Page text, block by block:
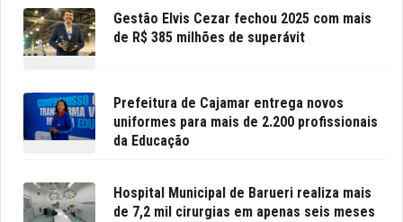
Gestão Elvis Cezar fechou 2025 com mais
de R$ 385 milhões de superávit
Prefeitura de Cajamar entrega novos
uniformes para mais de 2.200 profissionais
da Educação
Hospital Municipal de Barueri realiza mais
de 7,2 mil cirurgias em apenas seis meses